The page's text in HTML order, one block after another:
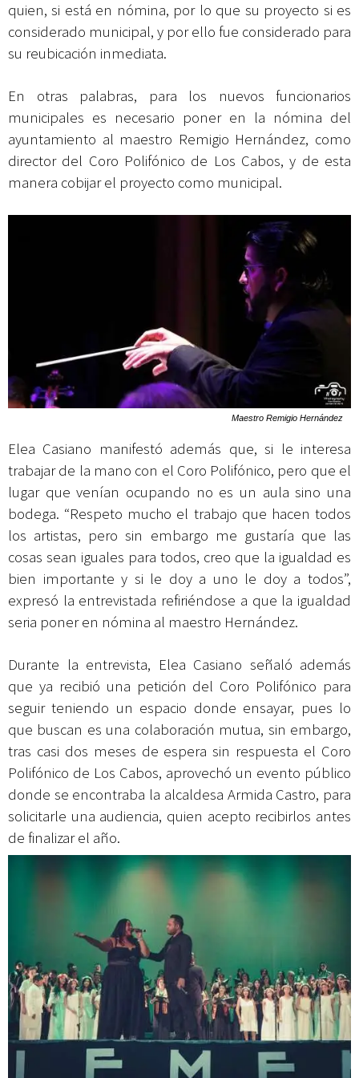
quien, si está en nómina, por lo que su proyecto si es
considerado municipal, y por ello fue considerado para
su reubicación inmediata.
En otras palabras, para los nuevos funcionarios
municipales es necesario poner en la nómina del
ayuntamiento al maestro Remigio Hernández, como
director del Coro Polifónico de Los Cabos, y de esta
manera cobijar el proyecto como municipal.
Maestro Remigio Hernández
Elea Casiano manifestó además que, si le interesa
trabajar de la mano con el Coro Polifónico, pero que el
lugar que venían ocupando no es un aula sino una
bodega. “Respeto mucho el trabajo que hacen todos
los artistas, pero sin embargo me gustaría que las
cosas sean iguales para todos, creo que la igualdad es
bien importante y si le doy a uno le doy a todos”,
expresó la entrevistada refiriéndose a que la igualdad
seria poner en nómina al maestro Hernández.
Durante la entrevista, Elea Casiano señaló además
que ya recibió una petición del Coro Polifónico para
seguir teniendo un espacio donde ensayar, pues lo
que buscan es una colaboración mutua, sin embargo,
tras casi dos meses de espera sin respuesta el Coro
Polifónico de Los Cabos, aprovechó un evento público
donde se encontraba la alcaldesa Armida Castro, para
solicitarle una audiencia, quien acepto recibirlos antes
de finalizar el año.